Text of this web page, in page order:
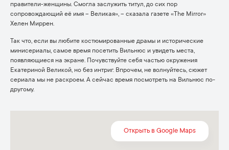
правители-женщины. Смогла заслужить титул, до сих пор
сопровождающий её имя – Великая», – сказала газете «The Mirror»
Хелен Миррен.
Так что, если вы любите костюмированные драмы и исторические
минисериалы, самое время посетить Вильнюс и увидеть места,
появляющиеся на экране. Почувствуйте себя частью окружения
Екатериной Великой, но без интриг. Впрочем, не волнуйтесь, сюжет
сериала мы не раскроем. А сейчас время посмотреть на Вильнюс по-
другому.
Открыть в Google Maps